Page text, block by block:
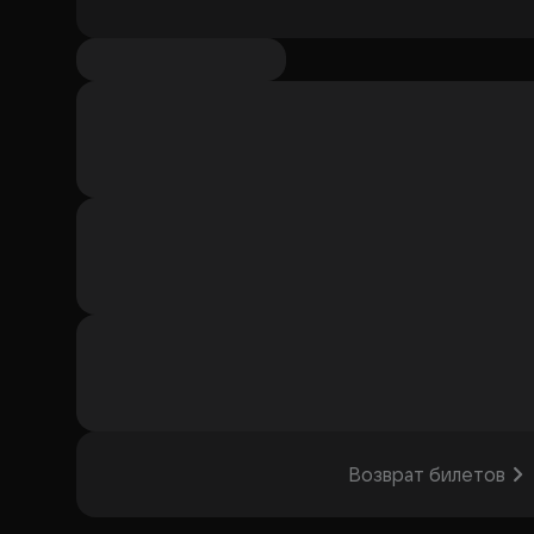
Возврат билетов